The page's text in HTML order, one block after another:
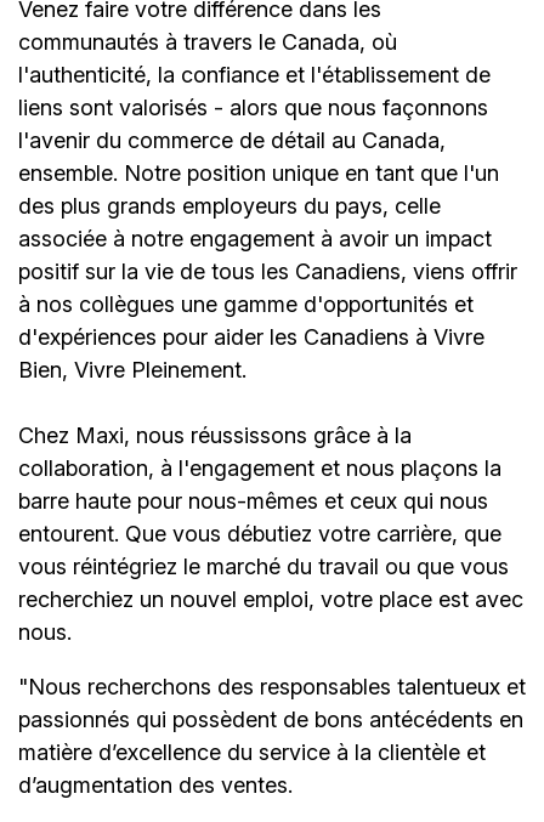
Venez faire votre différence dans les
communautés à travers le Canada, où
l'authenticité, la confiance et l'établissement de
liens sont valorisés - alors que nous façonnons
l'avenir du commerce de détail au Canada,
ensemble. Notre position unique en tant que l'un
des plus grands employeurs du pays, celle
associée à notre engagement à avoir un impact
positif sur la vie de tous les Canadiens, viens offrir
à nos collègues une gamme d'opportunités et
d'expériences pour aider les Canadiens à Vivre
Bien, Vivre Pleinement.
Chez Maxi, nous réussissons grâce à la
collaboration, à l'engagement et nous plaçons la
barre haute pour nous-mêmes et ceux qui nous
entourent. Que vous débutiez votre carrière, que
vous réintégriez le marché du travail ou que vous
recherchiez un nouvel emploi, votre place est avec
nous.
"Nous recherchons des responsables talentueux et
passionnés qui possèdent de bons antécédents en
matière d’excellence du service à la clientèle et
d’augmentation des ventes.